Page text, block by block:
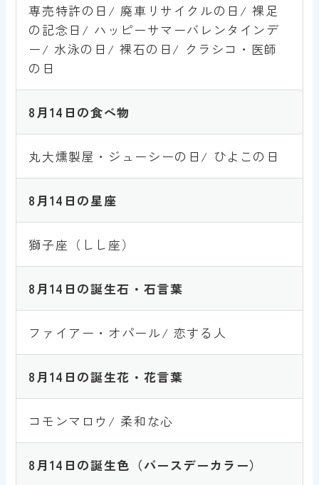
専売特許の日/ 廃車リサイクルの日/ 裸足
の記念日/ ハッピーサマーバレンタインデ
ー/ 水泳の日/ 裸石の日/ クラシコ・医師
の日
8月14 日 の食べ物
丸大燻製屋・ジューシーの日/ ひよこの日
8月14 日 の星座
獅子座（しし座）
8月14 日 の誕生石・石言葉
ファイアー・オパール/ 恋する人
8月14 日 の誕生花・花言葉
コモンマロウ/ 柔和な心
8月14日 の誕生色 （バースデーカラー）